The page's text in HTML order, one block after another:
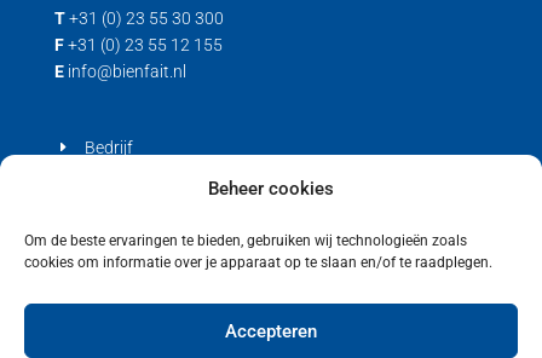
Beheer cookies
Om de beste ervaringen te bieden, gebruiken wij technologieën zoals
cookies om informatie over je apparaat op te slaan en/of te raadplegen.
Accepteren
T +31 (0) 23 55 30 300
F +31 (0) 23 55 12 155
E info@bienfait.nl
Bedrijf
Cookiebeleid (EU)